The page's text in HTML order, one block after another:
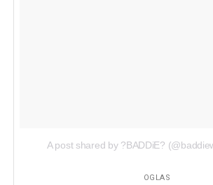
A post shared by ?BADDiE?
OGLAS